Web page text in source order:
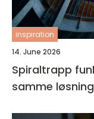
inspiration
14. June 2026
Spiraltrapp funksjon, form og fleksibilitet i
samme løsning